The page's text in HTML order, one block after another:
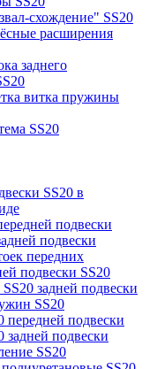
схождение" SS20
расширения
заднего
витка пружины
SS20
SS20 в
подвески
подвески
передних
подвески SS20
задней подвески
SS20
подвески
подвески
SS20